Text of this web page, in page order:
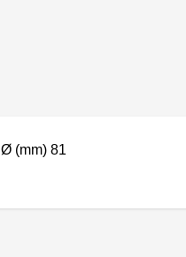
Ø (mm) 81